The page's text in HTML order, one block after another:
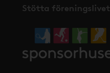
Stötta föreningslivet